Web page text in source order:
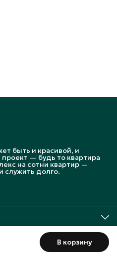
В корзину
быть и красивой, и
— будь то квартира
на сотни квартир —
служить долго.
Харьковское шоссе
РеквизитыОферта